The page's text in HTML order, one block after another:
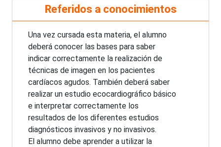
Referidos a conocimientos
Una vez cursada esta materia, el alumno
deberá conocer las bases para saber
indicar correctamente la realización de
técnicas de imagen en los pacientes
cardíacos agudos. También deberá saber
realizar un estudio ecocardiográfico básico
e interpretar correctamente los
resultados de los diferentes estudios
diagnósticos invasivos y no invasivos.
El alumno debe aprender a utilizar la